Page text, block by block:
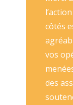
côtés
vos
des